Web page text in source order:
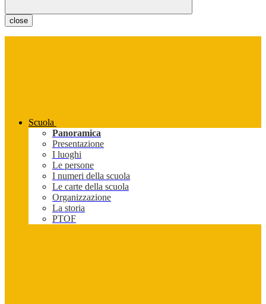
close
Scuola
Panoramica
Presentazione
I luoghi
Le persone
I numeri della scuola
Le carte della scuola
Organizzazione
La storia
PTOF